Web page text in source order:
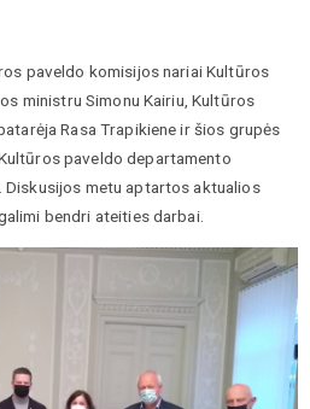
paveldo komisijos nariai Kultūros
ministru Simonu Kairiu, Kultūros
Rasa Trapikiene ir šios grupės
paveldo departamento
Diskusijos metu aptartos aktualios
bendri ateities darbai.